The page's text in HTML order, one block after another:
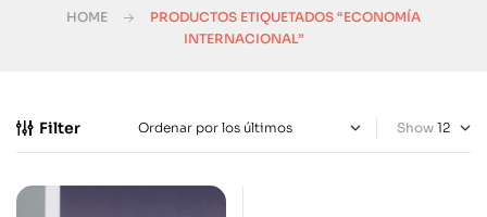
HOME
PRODUCTOS ETIQUETADOS “ECONOMÍA
INTERNACIONAL”
Filter Show